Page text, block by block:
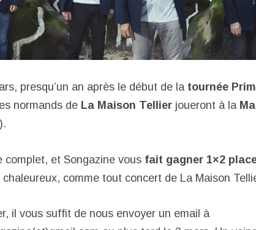
presqu’un an après le début de la tournée
normands de La Maison Tellier joueront à la
complet, et Songazine vous fait gagner 1×2
chaleureux, comme tout concert de La Maison
il vous suffit de nous envoyer un email à